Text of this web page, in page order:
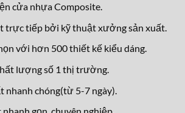
cửa nhựa Composite.
trực tiếp bởi kỹ thuật xưởng sản xuất.
với hơn 500 thiết kế kiểu dáng.
lượng số 1 thị trường.
nhanh chóng(từ 5-7 ngày).